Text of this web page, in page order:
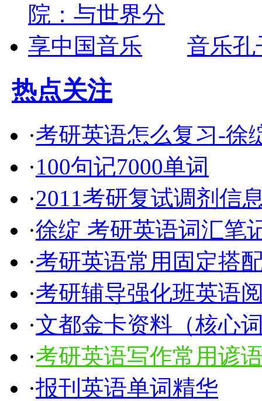
音乐孔
热点关注
·考研英语怎么复习-徐
·100句记7000单词
·2011考研复试调剂信
·徐绽 考研英语词汇笔
·考研英语常用固定搭
·考研辅导强化班英语
·文都金卡资料（核心
·考研英语写作常用谚
·报刊英语单词精华